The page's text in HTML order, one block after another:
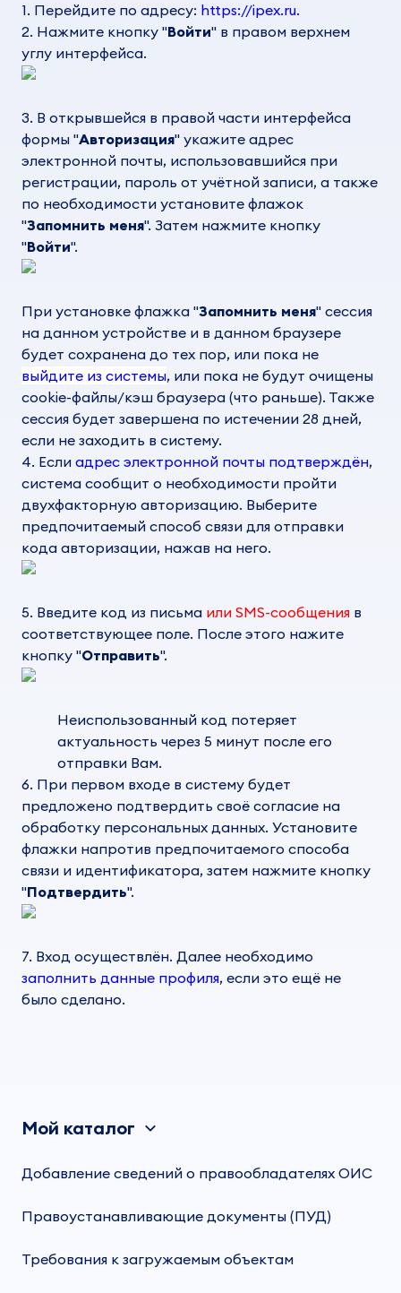
1. Перейдите по адресу: https://ipex.ru.
2. Нажмите кнопку "Войти" в правом верхнем
углу интерфейса.
3. В открывшейся в правой части интерфейса
формы "Авторизация" укажите адрес
электронной почты, использовавшийся при
регистрации, пароль от учётной записи, а также
по необходимости установите флажок
"Запомнить меня". Затем нажмите кнопку
"Войти".
При установке флажка "Запомнить меня" сессия
на данном устройстве и в данном браузере
будет сохранена до тех пор, или пока не
выйдите из системы, или пока не будут очищены
cookie-файлы/кэш браузера (что раньше). Также
сессия будет завершена по истечении 28 дней,
если не заходить в систему.
4. Если адрес электронной почты подтверждён,
система сообщит о необходимости пройти
двухфакторную авторизацию. Выберите
предпочитаемый способ связи для отправки
кода авторизации, нажав на него.
5. Введите код из письма или SMS-сообщения в
соответствующее поле. После этого нажите
кнопку "Отправить".
Неиспользованный код потеряет
актуальность через 5 минут после его
отправки Вам.
6. При первом входе в систему будет
предложено подтвердить своё согласие на
обработку персональных данных. Установите
флажки напротив предпочитаемого способа
связи и идентификатора, затем нажмите кнопку
"Подтвердить".
7. Вход осуществлён. Далее необходимо
заполнить данные профиля, если это ещё не
было сделано.
Мой каталог
Добавление сведений о правообладателях ОИС
Правоустанавливающие документы (ПУД)
Требования к загружаемым объектам